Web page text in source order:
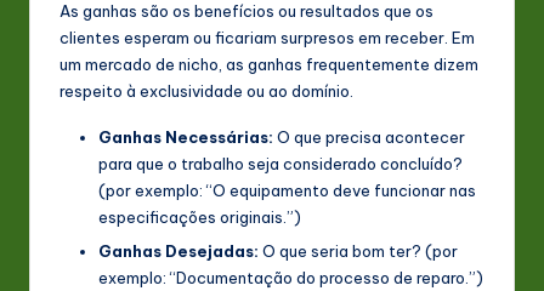
As ganhas são os benefícios ou resultados que os
clientes esperam ou ficariam surpresos em receber. Em
um mercado de nicho, as ganhas frequentemente dizem
respeito à exclusividade ou ao domínio.
Ganhas Necessárias: O que precisa acontecer
para que o trabalho seja considerado concluído?
(por exemplo: “O equipamento deve funcionar nas
especificações originais.”)
Ganhas Desejadas: O que seria bom ter? (por
exemplo: “Documentação do processo de reparo.”)